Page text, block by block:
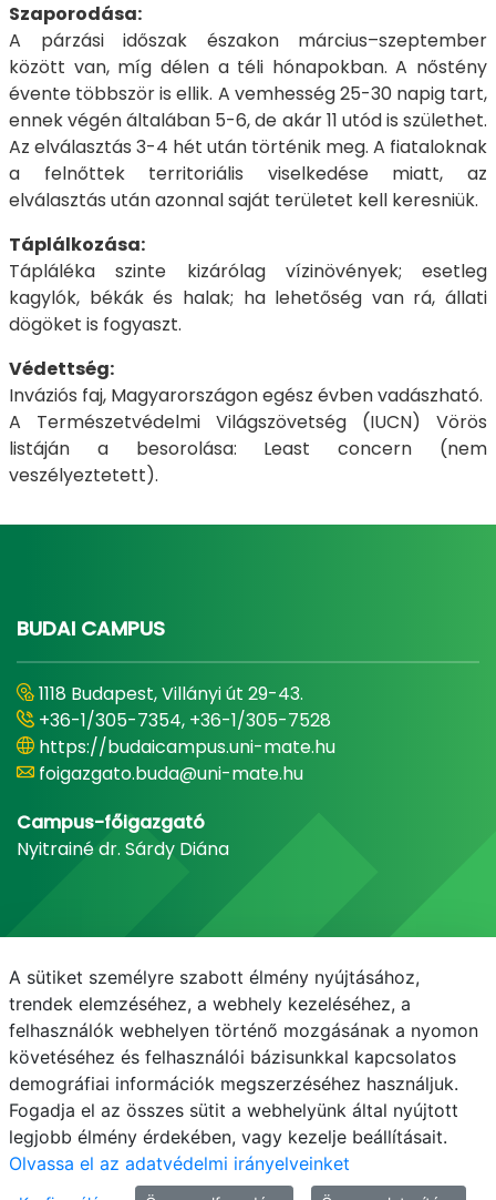
Szaporodása:
A párzási időszak északon március–szeptember
között van, míg délen a téli hónapokban. A nőstény
évente többször is ellik. A vemhesség 25-30 napig tart,
ennek végén általában 5-6, de akár 11 utód is születhet.
Az elválasztás 3-4 hét után történik meg. A fiataloknak
a felnőttek territoriális viselkedése miatt, az
elválasztás után azonnal saját területet kell keresniük.
Táplálkozása:
Tápláléka szinte kizárólag vízinövények; esetleg
kagylók, békák és halak; ha lehetőség van rá, állati
dögöket is fogyaszt.
Védettség:
Inváziós faj, Magyarországon egész évben vadászható.
A Természetvédelmi Világszövetség (IUCN) Vörös
listáján a besorolása: Least concern (nem
veszélyeztetett).
BUDAI CAMPUS
1118 Budapest, Villányi út 29-43.
+36-1/305-7354, +36-1/305-7528
https://budaicampus.uni-mate.hu
foigazgato.buda@uni-mate.hu
Campus-főigazgató
Nyitrainé dr. Sárdy Diána
E-mail Telefonkönyv NEPTUN E-learning
A sütiket személyre szabott élmény nyújtásához,
trendek elemzéséhez, a webhely kezeléséhez, a
felhasználók webhelyen történő mozgásának a nyomon
követéséhez és felhasználói bázisunkkal kapcsolatos
demográfiai információk megszerzéséhez használjuk.
Fogadja el az összes sütit a webhelyünk által nyújtott
legjobb élmény érdekében, vagy kezelje beállításait.
Olvassa el az adatvédelmi irányelveinket